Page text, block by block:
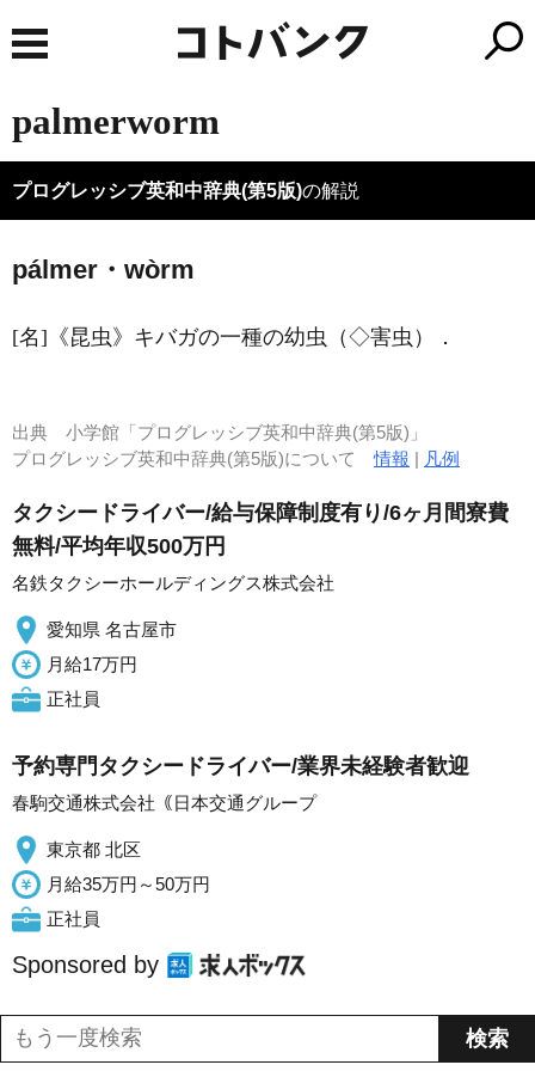
palmerworm
プログレッシブ英和中辞典(第5版)の解説
pálmer・wòrm
[名] 《昆虫》 キバガの一種の幼虫（◇害虫） ．
出典 小学館「プログレッシブ英和中辞典(第5版)」
プログレッシブ英和中辞典(第5版)について情報 | 凡例
タクシードライバー/給与保障制度有り/6ヶ月間寮費
無料/平均年収500万円
名鉄タクシーホールディングス株式会社
愛知県 名古屋市
月給17万円
正社員
予約専門タクシードライバー/業界未経験者歓迎
春駒交通株式会社｟日本交通グループ
東京都 北区
月給35万円～50万円
正社員
Sponsored by